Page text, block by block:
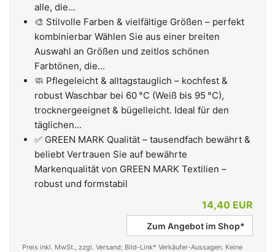
alle, die...
🎨 Stilvolle Farben & vielfältige Größen – perfekt
kombinierbar Wählen Sie aus einer breiten
Auswahl an Größen und zeitlos schönen
Farbtönen, die...
🧼 Pflegeleicht & alltagstauglich – kochfest &
robust Waschbar bei 60 °C (Weiß bis 95 °C),
trocknergeeignet & bügelleicht. Ideal für den
täglichen...
✅ GREEN MARK Qualität – tausendfach bewährt &
beliebt Vertrauen Sie auf bewährte
Markenqualität von GREEN MARK Textilien –
robust und formstabil
14,40 EUR
Zum Angebot im Shop*
Preis inkl. MwSt., zzgl. Versand; Bild-Link* Verkäufer-Aussagen. Keine